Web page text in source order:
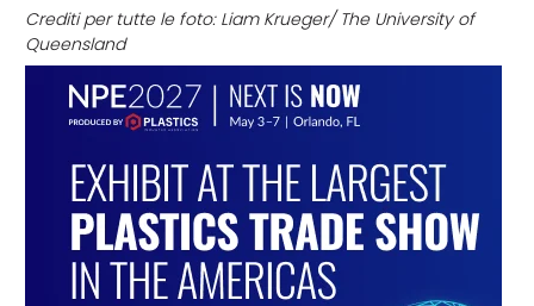
Crediti per tutte le foto: Liam Krueger/ The University of
Queensland